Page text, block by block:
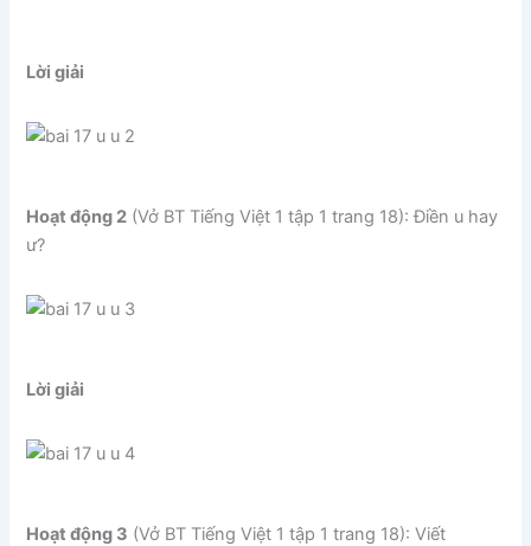
Lời giải
Hoạt động 2 (Vở BT Tiếng Việt 1 tập 1 trang 18): Điền u hay
ư?
Lời giải
Hoạt động 3 (Vở BT Tiếng Việt 1 tập 1 trang 18): Viết